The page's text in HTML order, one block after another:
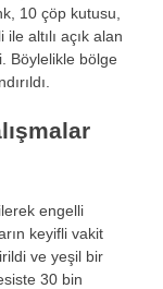
10 çöp kutusu,
altılı açık alan
Böylelikle bölge
ırıldı.
ışmalar
engelli
ın keyifli vakit
ve yeşil bir
30 bin